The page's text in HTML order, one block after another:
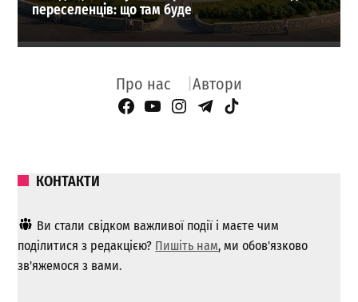
переселенців: що там буде
Про нас Автори
Facebook Page
YouTube
Instagram
Telegram
TikTok
КОНТАКТИ
Ви стали свідком важливої ​​події і маєте чим
поділитися з редакцією? Пишіть нам, ми обов'язково
зв'яжемося з вами.